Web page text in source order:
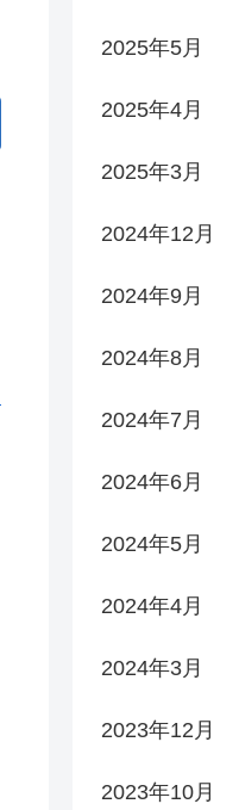
2025年5月
2025年4月
2025年3月
2024年12月
2024年9月
2024年8月
2024年7月
2024年6月
2024年5月
2024年4月
2024年3月
2023年12月
2023年10月